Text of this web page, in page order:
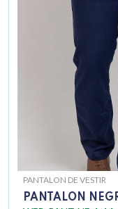
PANTALON DE VESTIR
PANTALON